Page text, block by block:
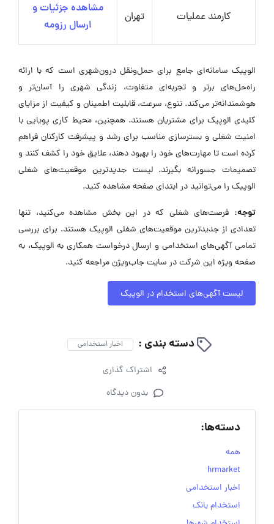
کارمند عملیات تهران
مشاهده جزئیات و
ارسال رزومه
الوپیک سامانه‌ای جامع برای حمل‌ونقل درون‌شهری است که با ارائه
راه‌حل‌های برتر و تجربه‌ای متفاوت، زندگی شهری را آسان‌تر و
هوشمندانه‌تر می‌کند. تنوع، سرعت، قابلیت اطمینان و کیفیت از مزایای
کلیدی الوپیک برای مشتریان هستند. همچنین، محیط کاری پویایی با
امنیت شغلی و بسترسازی مناسب برای رشد و پیشرفت کارکنان فراهم
کرده است تا مهارت‌های خود را بهبود دهند، علایق خود را کشف کنند و
تصمیمات جسورانه بگیرند. لیست جدیدترین موقعیت‌های شغلی
الوپیک را می‌توانید در ابتدای صفحه مشاهده کنید.
توجه: فرصت‌های شغلی که در این بخش مشاهده می‌کنید، تنها
تعدادی از جدیدترین موقعیت‌های شغلی الوپیک هستند. برای بررسی
تمامی آگهی‌های استخدامی و ارسال درخواست همکاری به الوپیک، به
صفحه ویژه این شرکت در سایت جاب‌ویژن مراجعه کنید.
لیست آگهی‌های استخدام در الوپیک
دسته بندی : اخبار استخدامی
اشتراک گذاری
بدون دیدگاه
دسته‌ها:
همه
hrmarket
اخبار استخدامی
استخدام بانک